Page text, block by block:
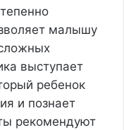
малышу
выступает
ребенок
и познает
рекомендуют